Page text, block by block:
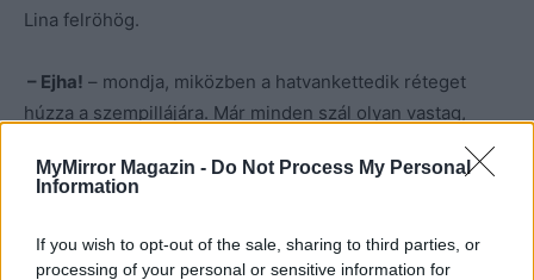
MyMirror Magazin - Do Not Process My Personal
Information
If you wish to opt-out of the sale, sharing to third parties, or
processing of your personal or sensitive information for
Lina felröhög.
– Ejha! – mondja, miközben a hatvankettedik réteget
húzza a szempillájára. Már minden szál olyan vastag,
elfelejtetted, hogy menyasszony vagy? Épp most
Nézek rá értetlenül. Ez bolond?